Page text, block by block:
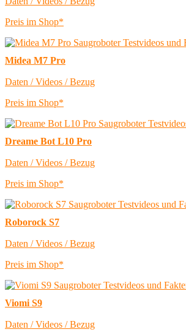
Preis im Shop*
Midea M7 Pro
Daten / Videos / Bezug
Preis im Shop*
Dreame Bot L10 Pro
Daten / Videos / Bezug
Preis im Shop*
Roborock S7
Daten / Videos / Bezug
Preis im Shop*
Viomi S9
Daten / Videos / Bezug